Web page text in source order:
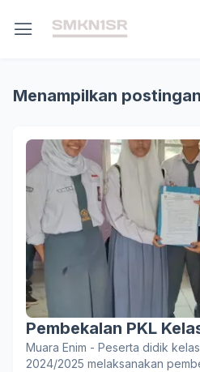
Menampilkan
Pembekalan PKL
Muara Enim - Peserta didik
2024/2025 melaksanakan